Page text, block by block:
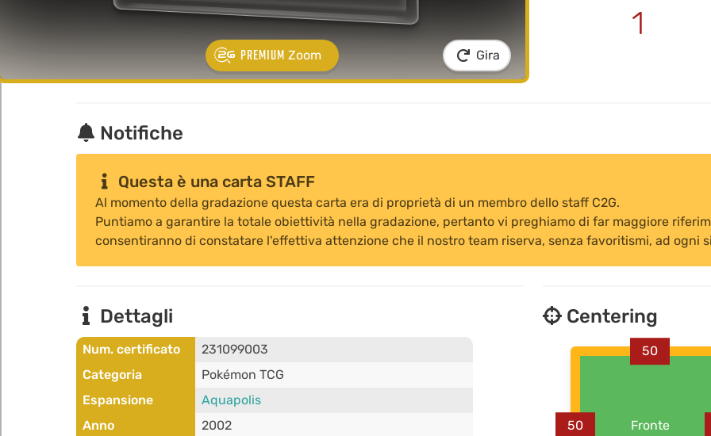
Gira
PREMIUM Zoom
1
Notifiche
Questa è una carta STAFF
Al momento della gradazione questa carta era di proprietà di un membro dello staff C2G.
Puntiamo a garantire la totale obiettività nella gradazione, pertanto vi preghiamo di far maggiore
consentiranno di constatare l'effettiva attenzione che il nostro team riserva, senza favoritismi, ad ogni
Dettagli
Num. certificato
231099003
Categoria
Pokémon TCG
Espansione
Aquapolis
Anno
2002
Centering
Fronte
50
50